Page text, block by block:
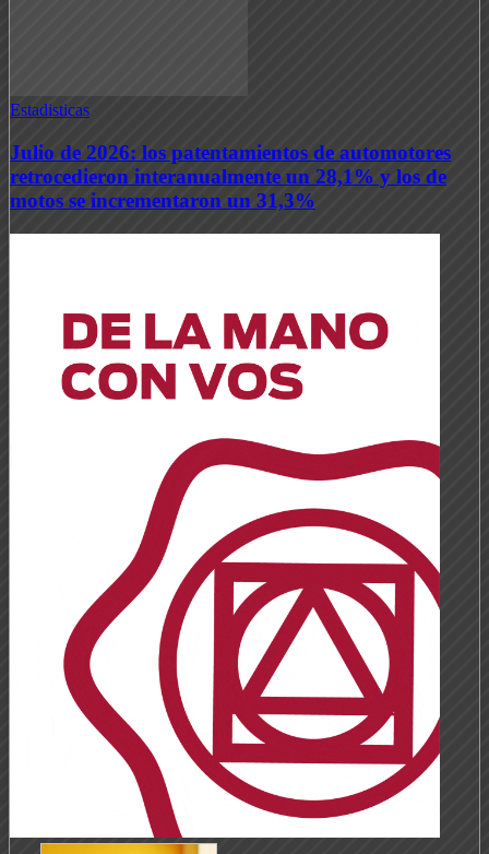
Estadisticas
Julio de 2026: los patentamientos de automotores
retrocedieron interanualmente un 28,1% y los de
motos se incrementaron un 31,3%